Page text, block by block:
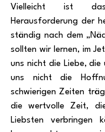
Vielleicht ist
Herausforderung der
ständig nach dem
sollten wir lernen, im
uns nicht die Liebe, die
uns nicht die
schwierigen Zeiten
die wertvolle Zeit,
Liebsten verbringen